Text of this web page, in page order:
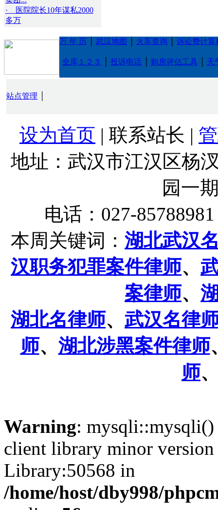
· 医院院长10年谋私2000
多万
万 年 历 武汉地图 火车查询 诉讼费计算
全库１２３ 投诉电话 购房评估工具 天
站点管理
设为首页 | 联系站长 |
地址：武汉市江汉区杨
园一
电话：027-
本周关键词： 湖北武汉
汉职务犯罪案件律师、
案律师、
湖北名律师、 武汉名律
师、 湖北涉黑案件律师
师
Warning:
client library minor version
Library:50568 in
/home/host/dby998/